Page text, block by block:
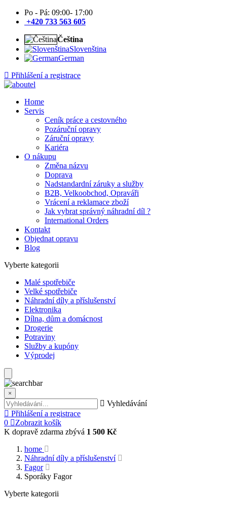
Po - Pá: 09:00- 17:00
+420 733 563 605
Čeština
Slovenština
German
Přihlášení a registrace
Home
Servis
Ceník práce a cestovného
Pozáruční opravy
Záruční opravy
Kariéra
O nákupu
Změna názvu
Doprava
Nadstandardní záruky a služby
B2B, Velkoobchod, Opraváři
Vrácení a reklamace zboží
Jak vybrat správný náhradní díl ?
International Orders
Kontakt
Objednat opravu
Blog
Vyberte kategorii
Malé spotřebiče
Velké spotřebiče
Náhradní díly a příslušenství
Elektronika
Dílna, dům a domácnost
Drogerie
Potraviny
Služby a kupóny
Výprodej
×
Vyhledávání
Přihlášení a registrace
0
Zobrazit košík
K dopravě zdarma zbývá 1 500 Kč
home
Náhradní díly a příslušenství
Fagor
Sporáky Fagor
Vyberte kategorii